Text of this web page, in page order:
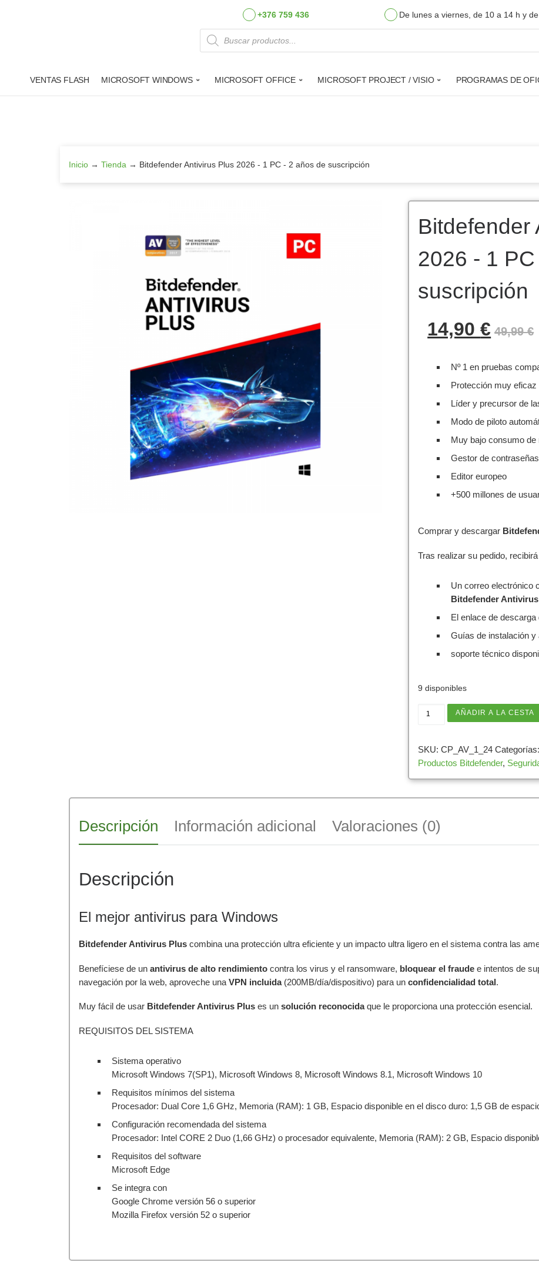
+376 759 436 De lunes a viernes, de 10 a 14 h y
Búsqueda de productos
VENTAS FLASH MICROSOFT WINDOWS MICROSOFT OFFICE MICROSOFT PROJECT / VISIO PROGRAMAS DE
Inicio → Tienda → Bitdefender Antivirus Plus 2026 - 1 PC - 2 años de suscripción
Bitdefender
2026 - 1
suscripción
49,99€
El
14,90€
Nº 1 en pruebas
Protección muy
Líder y precursor de
Modo de piloto
Muy bajo consumo de
Gestor de
Editor europeo
+500 millones de
Comprar y descargar
Tras realizar su pedido, recibirá
Un correo electrónico
Bitdefender Antivirus
El enlace de descarga
Guías de instalación y
soporte técnico
9 disponibles
Bitdefender Antivirus Plus
AÑADIR A LA CESTA
SKU:CP_AV_1_24 Categorías:
Productos Bitdefender,
Descripción Información adicional Valoraciones (0)
Descripción
El mejor antivirus para Windows
Bitdefender Antivirus Plus combina una protección ultra eficiente y un impacto ultra ligero en el sistema contra las
Benefíciese de un antivirus de alto rendimiento contra los virus y el ransomware, bloquear el fraude e intentos de
navegación por la web, aproveche una VPN incluida(200MB/día/dispositivo) para un confidencialidad total.
Muy fácil de usar Bitdefender Antivirus Plus es un solución reconocidaque le proporciona una protección esencial.
REQUISITOS DEL SISTEMA
Sistema operativo
Microsoft Windows 7(SP1), Microsoft Windows 8, Microsoft Windows 8.1, Microsoft Windows 10
Requisitos mínimos del sistema
Procesador: Dual Core 1,6 GHz, Memoria (RAM): 1 GB, Espacio disponible en el disco duro: 1,5 GB de
Configuración recomendada del sistema
Procesador: Intel CORE 2 Duo (1,66 GHz) o procesador equivalente, Memoria (RAM): 2 GB, Espacio
Requisitos del software
Microsoft Edge
Se integra con
Google Chrome versión 56 o superior
Mozilla Firefox versión 52 o superior